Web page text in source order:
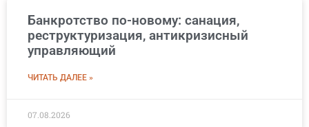
Банкротство по-новому: санация,
реструктуризация, антикризисный
управляющий
ЧИТАТЬ ДАЛЕЕ »
07.08.2026